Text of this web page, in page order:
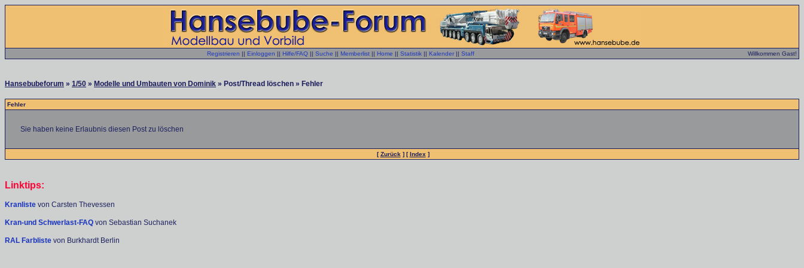
Registrieren || Einloggen || Hilfe/FAQ || Suche || Memberlist || Home || Statistik || Kalender || Staff Willkommen Gast!
Hansebubeforum » 1/50 » Modelle und Umbauten von Dominik » Post/Thread löschen » Fehler
Fehler
Sie haben keine Erlaubnis diesen Post zu löschen
[Zurück ] [Index ]
Linktips:
Kranliste von Carsten Thevessen
Kran-und Schwerlast-FAQ von Sebastian Suchanek
RAL Farbliste von Burkhardt Berlin